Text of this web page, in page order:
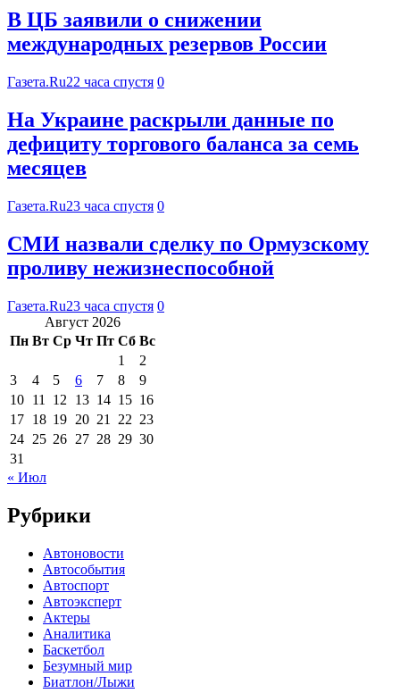
В ЦБ заявили о снижении
международных резервов России
Газета.Ru22 часа спустя 0
На Украине раскрыли данные по
дефициту торгового баланса за семь
месяцев
Газета.Ru23 часа спустя 0
СМИ назвали сделку по Ормузскому
проливу нежизнеспособной
Газета.Ru23 часа спустя 0
Август 2026
Пн Вт Ср Чт Пт Сб Вс
1
2
3
4 5 6 7 8
9
10 11 12 13 14 15 16
17 18 19 20 21 22 23
24 25 26 27 28 29 30
31
« Июл
Рубрики
Автоновости
Автособытия
Автоспорт
Автоэксперт
Актеры
Аналитика
Баскетбол
Безумный мир
Биатлон/Лыжи